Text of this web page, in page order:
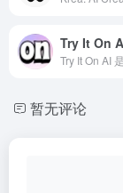
暂无评论